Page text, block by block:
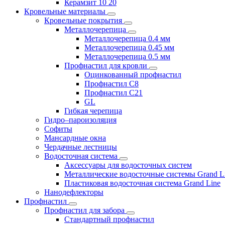
Керамзит 10 20
Кровельные материалы
Кровельные покрытия
Металлочерепица
Металлочерепица 0.4 мм
Металлочерепица 0.45 мм
Металлочерепица 0.5 мм
Профнастил для кровли
Оцинкованный профнастил
Профнастил С8
Профнастил С21
GL
Гибкая черепица
Гидро–пароизоляция
Софиты
Мансардные окна
Чердачные лестницы
Водосточная система
Аксессуары для водосточных систем
Металлические водосточные системы Grand
Пластиковая водосточная система Grand Line
Нанодефлекторы
Профнастил
Профнастил для забора
Стандартный профнастил